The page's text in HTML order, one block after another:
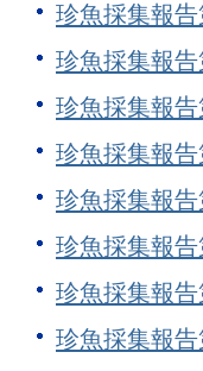
珍魚採集報
珍魚採集報
珍魚採集報
珍魚採集報
珍魚採集報
珍魚採集報
珍魚採集報
珍魚採集報